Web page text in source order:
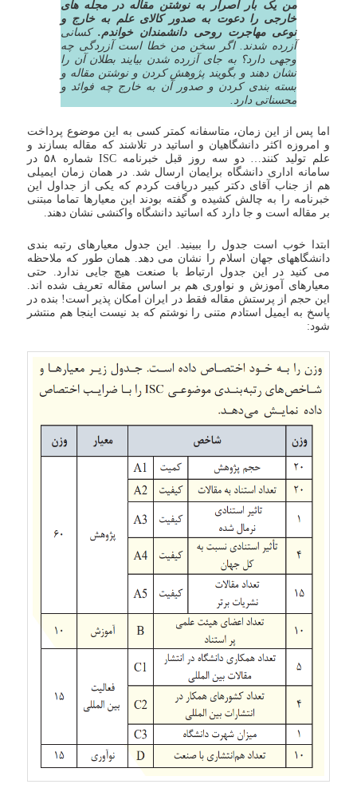
من یک بار اصرار به نوشتن مقاله در مجله های
خارجی را دعوت به صدور کالای علم به خارج و
نوعی مهاجرت روحی دانشمندان خواندم.کسانی
آزرده شدند. اگر سخن من خطا است آزردگی چه
وجهی دارد؟ به جای آزرده شدن بیایند بطلان آن را
نشان دهند و بگویند پژوهش کردن و نوشتن مقاله و
بسته بندی کردن و صدور آن به خارج چه فوائد و
محسناتی دارد.
اما پس از این زمان، متاسفانه کمتر کسی به این موضوع پرداخت
و امروزه اکثر دانشگاهیان و اساتید در تلاشند که مقاله بسازند و
علم تولید کنند… دو سه روز قبل خبرنامه ISC شماره ۵۸ در
سامانه اداری دانشگاه برایمان ارسال شد. در همان زمان ایمیلی
هم از جناب آقای دکتر کبیر دریافت کردم که یکی از جداول این
خبرنامه را به چالش کشیده و گفته بودند این معیارها تماما مبتنی
بر مقاله است و جا دارد که اساتید دانشگاه واکنشی نشان دهند.
ابتدا خوب است جدول را ببینید. این جدول معیارهای رتبه بندی
دانشگاههای جهان اسلام را نشان می دهد. همان طور که ملاحظه
می کنید در این جدول ارتباط با صنعت هیچ جایی ندارد. حتی
معیارهای آموزش و نواوری هم بر اساس مقاله تعریف شده اند.
این حجم از پرستش مقاله فقط در ایران امکان پذیر است! بنده در
پاسخ به ایمیل استادم متنی را نوشتم که بد نیست اینجا هم منتشر
شود: